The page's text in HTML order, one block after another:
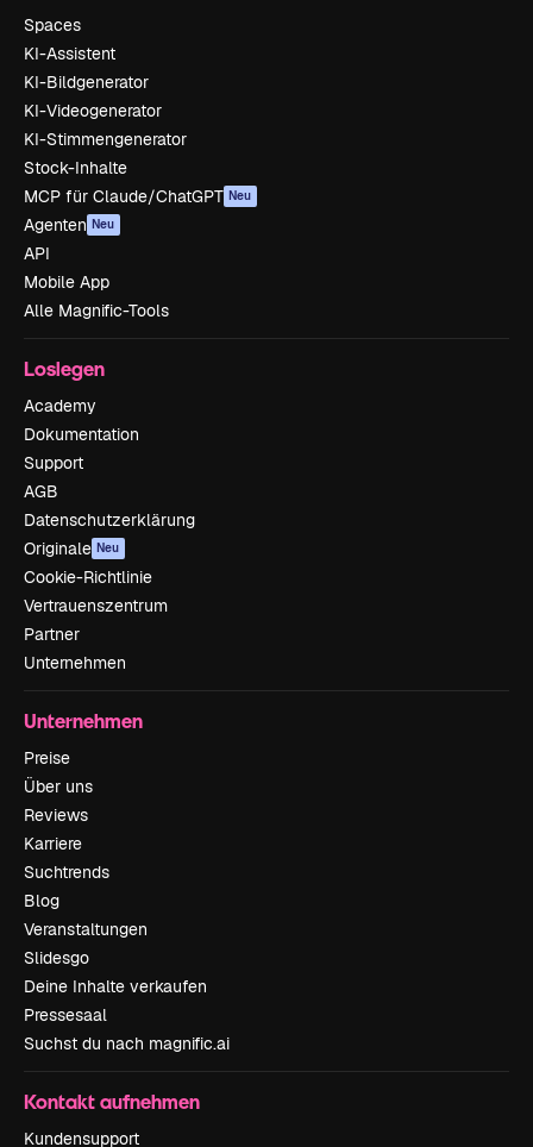
Spaces
KI-Assistent
KI-Bildgenerator
KI-Videogenerator
KI-Stimmengenerator
Stock-Inhalte
MCP für Claude/ChatGPT Neu
Agenten Neu
API
Mobile App
Alle Magnific-Tools
Loslegen
Academy
Dokumentation
Support
AGB
Datenschutzerklärung
Originale Neu
Cookie-Richtlinie
Vertrauenszentrum
Partner
Unternehmen
Unternehmen
Preise
Über uns
Reviews
Karriere
Suchtrends
Blog
Veranstaltungen
Slidesgo
Deine Inhalte verkaufen
Pressesaal
Suchst du nach magnific.ai
Kontakt aufnehmen
Kundensupport